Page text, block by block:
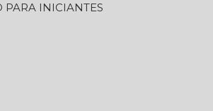
PARA INICIANTES